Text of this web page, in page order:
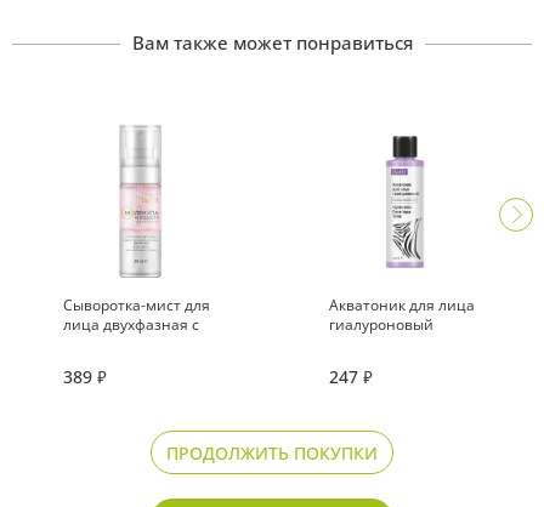
Вам также может понравиться
Cыворотка-мист для
лица двухфазная с
молодости»
389 ₽
Акватоник для лица
гиалуроновый
247 ₽
ПРОДОЛЖИТЬ ПОКУПКИ